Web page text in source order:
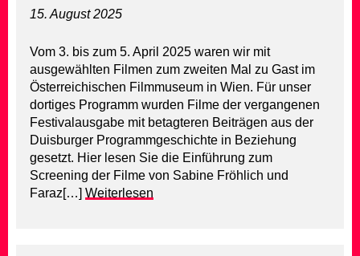
15. August 2025
Vom 3. bis zum 5. April 2025 waren wir mit
ausgewählten Filmen zum zweiten Mal zu Gast im
Österreichischen Filmmuseum in Wien. Für unser
dortiges Programm wurden Filme der vergangenen
Festivalausgabe mit betagteren Beiträgen aus der
Duisburger Programmgeschichte in Beziehung
gesetzt. Hier lesen Sie die Einführung zum
Screening der Filme von Sabine Fröhlich und
Faraz[…] Weiterlesen